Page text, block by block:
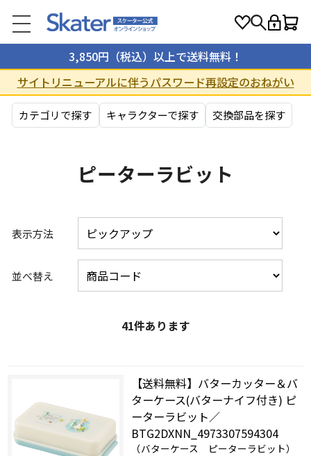
3,850円（税込）以上で送料無料！
サイトリニューアルに伴うパスワード再設定のおねがい
カテゴリで探す キャラクターで探す 交換部品を探す
ピーターラビット
表示方法
並べ替え
41件あります
【送料無料】バターカッター＆バ
ターケース(バターナイフ付き) ピ
ーターラビット／
BTG2DXNN_4973307594304
（バターケース ピーターラビット）